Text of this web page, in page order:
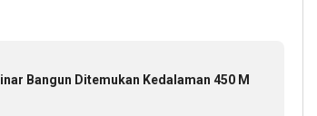
Bangun Ditemukan Kedalaman 450 M